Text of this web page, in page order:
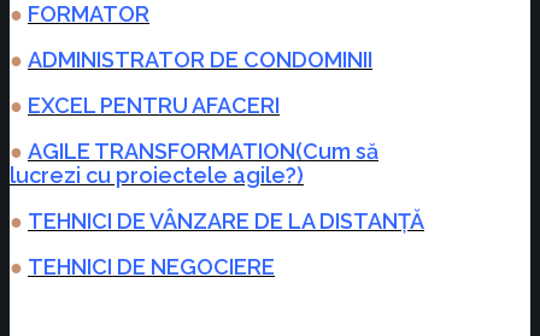
● FORMATOR
● ADMINISTRATOR DE CONDOMINII
● EXCEL PENTRU AFACERI
● AGILE TRANSFORMATION(Cum să
lucrezi cu proiectele agile?)
● TEHNICI DE VÂNZARE DE LA DISTANȚĂ
● TEHNICI DE NEGOCIERE